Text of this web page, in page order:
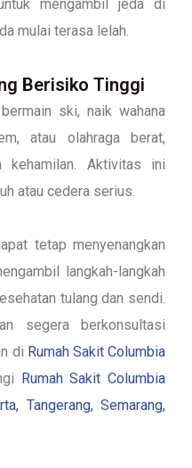
mengambil jeda di
mulai terasa lelah.
Berisiko Tinggi
ski, naik wahana
atau olahraga berat,
kehamilan. Aktivitas ini
atau cedera serius.
tetap menyenangkan
langkah-langkah
tulang dan sendi.
segera berkonsultasi
di Rumah Sakit Columbia
Rumah Sakit Columbia
Tangerang, Semarang,